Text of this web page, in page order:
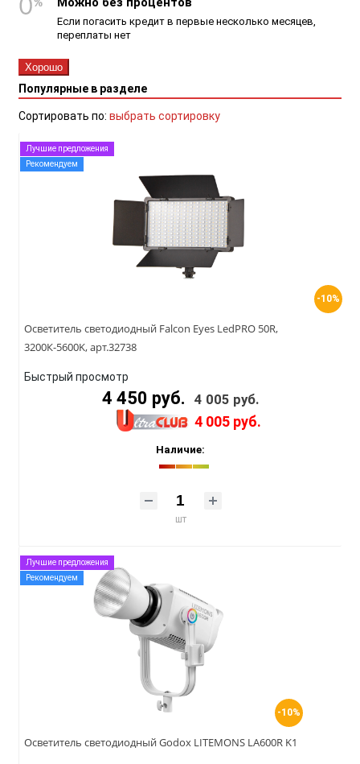
Если погасить кредит в первые несколько месяцев,
переплаты нет
Хорошо
Популярные в разделе
Сортировать по: выбрать сортировку
-10%
Лучшие предложения
Рекомендуем
Осветитель светодиодный Falcon Eyes LedPRO 50R,
3200К-5600K, арт.32738
Быстрый просмотр
4 450 руб. 4 005 руб.
4 005 руб.
Наличие:
шт
-10%
Лучшие предложения
Рекомендуем
Осветитель светодиодный Godox LITEMONS LA600R K1